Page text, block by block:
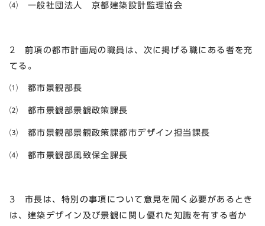
⑷ 一般社団法人 京都建築設計監理協会
2 前項の都市計画局の職員は、次に掲げる職にある者を充
てる。
⑴ 都市景観部長
⑵ 都市景観部景観政策課長
⑶ 都市景観部景観政策課都市デザイン担当課長
⑷ 都市景観部風致保全課長
3 市長は、特別の事項について意見を聞く必要があるとき
は、建築デザイン及び景観に関し優れた知識を有する者か